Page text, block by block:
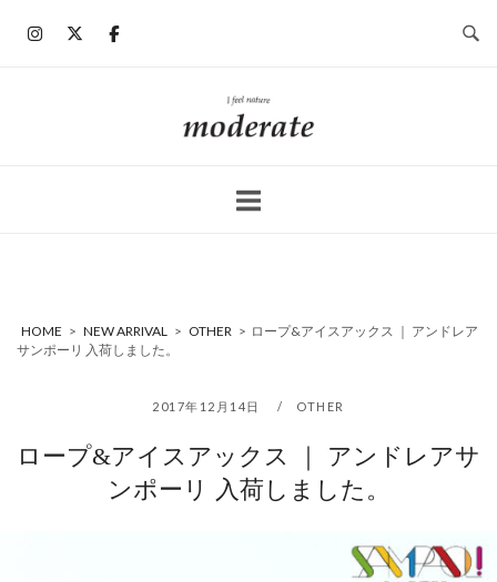
ホ
ー
HOME > NEW ARRIVAL > OTHER > ロープ&アイスアックス ｜ アンドレア
サンポーリ 入荷しました。
2017年12月14日 OTHER
ロープ&アイスアックス ｜ アンドレアサ
ンポーリ 入荷しました。